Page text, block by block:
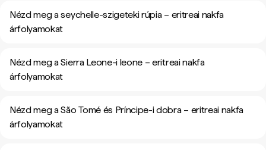
Nézd meg a seychelle-szigeteki rúpia – eritreai nakfa
árfolyamokat
Nézd meg a Sierra Leone-i leone – eritreai nakfa
árfolyamokat
Nézd meg a São Tomé és Príncipe-i dobra – eritreai nakfa
árfolyamokat